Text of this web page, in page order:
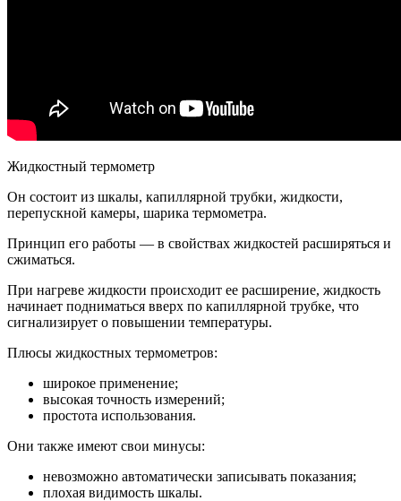
Жидкостный термометр
Он состоит из шкалы, капиллярной трубки, жидкости,
перепускной камеры, шарика термометра.
Принцип его работы — в свойствах жидкостей расширяться и
сжиматься.
При нагреве жидкости происходит ее расширение, жидкость
начинает подниматься вверх по капиллярной трубке, что
сигнализирует о повышении температуры.
Плюсы жидкостных термометров:
широкое применение;
высокая точность измерений;
простота использования.
Они также имеют свои минусы:
невозможно автоматически записывать показания;
плохая видимость шкалы.